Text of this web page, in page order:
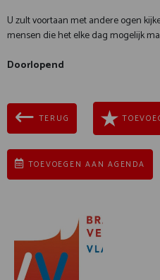
U zult voortaan met andere ogen
mensen die het elke dag mogelijk
Doorlopend
TERUG
TOEVOEGEN AAN AGENDA